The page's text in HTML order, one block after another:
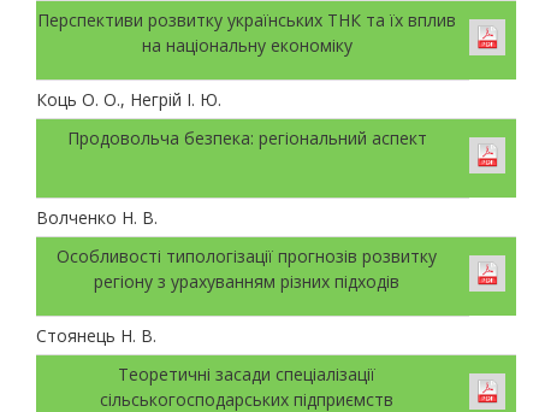
Перспективи розвитку українських ТНК та їх вплив
на національну економіку
Коць О. О., Негрій І. Ю.
Продовольча безпека: регіональний аспект
Волченко Н. В.
Особливості типологізації прогнозів розвитку
регіону з урахуванням різних підходів
Стоянець Н. В.
Теоретичні засади спеціалізації
сільськогосподарських підприємств